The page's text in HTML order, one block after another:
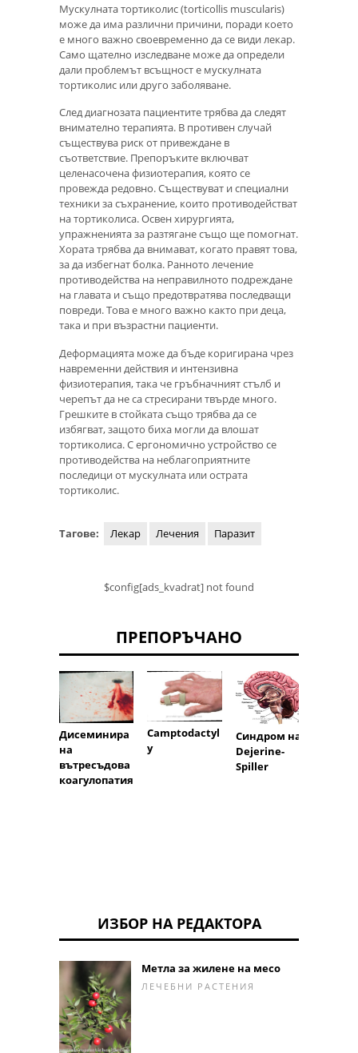
Мускулната тортиколис (torticollis muscularis)
може да има различни причини, поради което
е много важно своевременно да се види лекар.
Само щателно изследване може да определи
дали проблемът всъщност е мускулната
тортиколис или друго заболяване.
След диагнозата пациентите трябва да следят
внимателно терапията. В противен случай
съществува риск от привеждане в
съответствие. Препоръките включват
целенасочена физиотерапия, която се
провежда редовно. Съществуват и специални
техники за съхранение, които противодействат
на тортиколиса. Освен хирургията,
упражненията за разтягане също ще помогнат.
Хората трябва да внимават, когато правят това,
за да избегнат болка. Ранното лечение
противодейства на неправилното подреждане
на главата и също предотвратява последващи
повреди. Това е много важно както при деца,
така и при възрастни пациенти.
Деформацията може да бъде коригирана чрез
навременни действия и интензивна
физиотерапия, така че гръбначният стълб и
черепът да не са стресирани твърде много.
Грешките в стойката също трябва да се
избягват, защото биха могли да влошат
тортиколиса. С ергономично устройство се
противодейства на неблагоприятните
последици от мускулната или острата
тортиколис.
Тагове: Лекар Лечения Паразит
$config[ads_kvadrat] not found
ПРЕПОРЪЧАНО
Дисеминира
на
вътресъдова
коагулопатия
Camptodactyl
y
Синдром на
Dejerine-
Spiller
ИЗБОР НА РЕДАКТОРА
Метла за жилене на месо
ЛЕЧЕБНИ РАСТЕНИЯ